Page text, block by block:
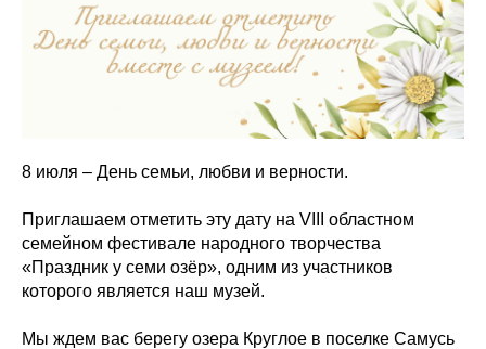
8 июля – День семьи, любви и верности.
Приглашаем отметить эту дату на VIII областном
семейном фестивале народного творчества
«Праздник у семи озёр», одним из участников
которого является наш музей.
Мы ждем вас берегу озера Круглое в поселке Самусь